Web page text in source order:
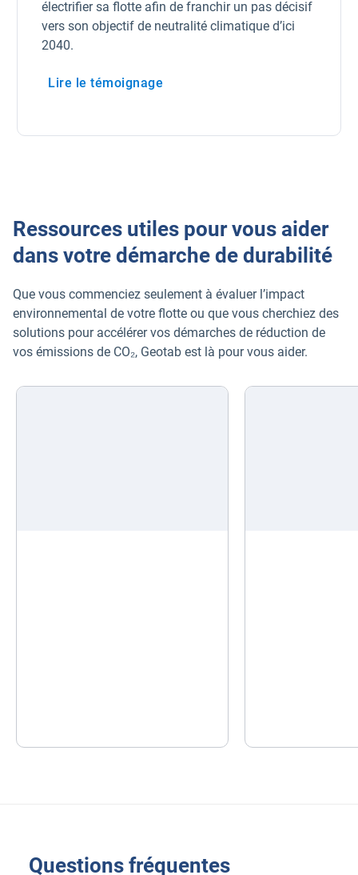
électrifier sa flotte afin de franchir un pas décisif
vers son objectif de neutralité climatique d’ici
2040.
Lire le témoignage
Ressources utiles pour vous aider
dans votre démarche de durabilité
Que vous commenciez seulement à évaluer l’impact
environnemental de votre flotte ou que vous cherchiez des
solutions pour accélérer vos démarches de réduction de
vos émissions de CO₂, Geotab est là pour vous aider.
Questions fréquentes